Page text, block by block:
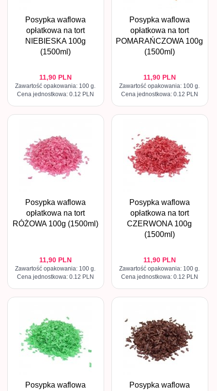
Posypka waflowa
opłatkowa na tort
NIEBIESKA 100g
(1500ml)
11,90 PLN
Zawartość opakowania: 100 g.
Cena jednostkowa: 0.12 PLN
Posypka waflowa
opłatkowa na tort
POMARAŃCZOWA 100g
(1500ml)
11,90 PLN
Zawartość opakowania: 100 g.
Cena jednostkowa: 0.12 PLN
Posypka waflowa
opłatkowa na tort
RÓŻOWA 100g (1500ml)
11,90 PLN
Zawartość opakowania: 100 g.
Cena jednostkowa: 0.12 PLN
Posypka waflowa
opłatkowa na tort
CZERWONA 100g
(1500ml)
11,90 PLN
Zawartość opakowania: 100 g.
Cena jednostkowa: 0.12 PLN
Posypka waflowa
Posypka waflowa